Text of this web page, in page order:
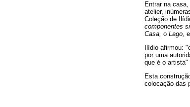
Entrar na
atelier,
Coleção de
componentes
Casa, o Lago,
Ilídio afirmou:
por uma
que é o artista"
Esta
colocação das